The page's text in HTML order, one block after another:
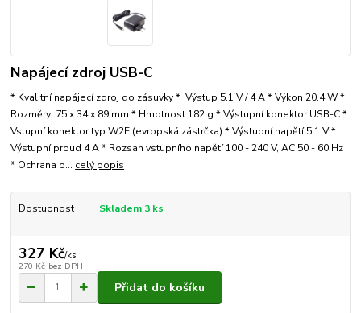
Napájecí zdroj USB-C
* Kvalitní napájecí zdroj do zásuvky * Výstup 5.1 V / 4 A * Výkon 20.4 W *
Rozměry: 75 x 34 x 89 mm * Hmotnost 182 g * Výstupní konektor USB-C *
Vstupní konektor typ W2E (evropská zástrčka) * Výstupní napětí 5.1 V *
Výstupní proud 4 A * Rozsah vstupního napětí 100 - 240 V, AC 50 - 60 Hz
* Ochrana p... celý popis
Dostupnost Skladem 3 ks
327 Kč/ks
270 Kč bez DPH
Přidat do košíku